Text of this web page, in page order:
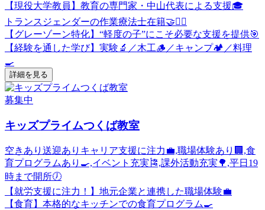
【現役大学教員】教育の専門家・中山代表による支援🎓
トランスジェンダーの作業療法士在籍🤝🧑‍⚕️
【グレーゾーン特化】“軽度の子”にこそ必要な支援を提供🎯
【経験を通した学び】実験🔬／木工🪵／キャンプ🏕️／料理
🍳
詳細を見る
募集中
キッズプライムつくば教室
空きあり 送迎あり キャリア支援に注力💼,職場体験あり🏢,食
育プログラムあり🍳,イベント充実🎏,課外活動充実🌳,平日19
時まで開所🕖
【就労支援に注力！】地元企業と連携した職場体験💼
【食育】本格的なキッチンでの食育プログラム🍳